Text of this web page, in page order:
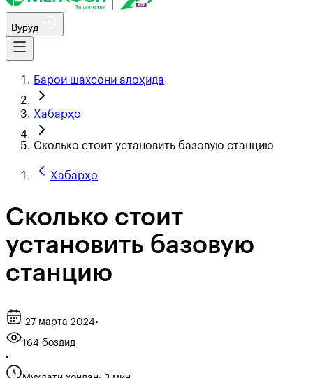
Вуруд
Барои шахсони алоҳида
Хабарҳо
Сколько стоит установить базовую станцию
Хабарҳо
Сколько стоит
установить базовую
станцию
27 марта 2024•
164 боздид
•